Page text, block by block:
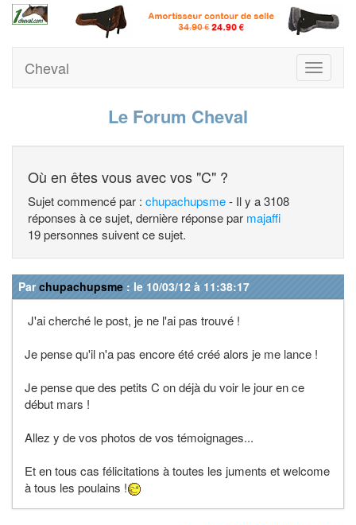
Toggle
Cheval
Le Forum Cheval
Où en êtes vous avec vos "C" ?
Sujet commencé par : chupachupsme- Il y a 3108
réponses à ce sujet, dernière réponse par majaffi
19 personnes suivent ce sujet.
Parchupachupsme : le 10/03/12 à 11:38:17
J'ai cherché le post, je ne l'ai pas trouvé !
Je pense qu'il n'a pas encore été créé alors je me lance !
Je pense que des petits C on déjà du voir le jour en ce
début mars !
Allez y de vos photos de vos témoignages...
Et en tous cas félicitations à toutes les juments et welcome
à tous les poulains !